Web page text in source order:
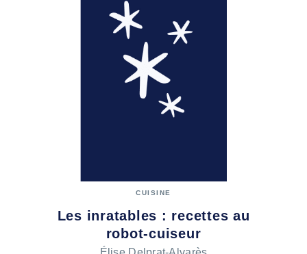
CUISINE
Les inratables : recettes au
robot-cuiseur